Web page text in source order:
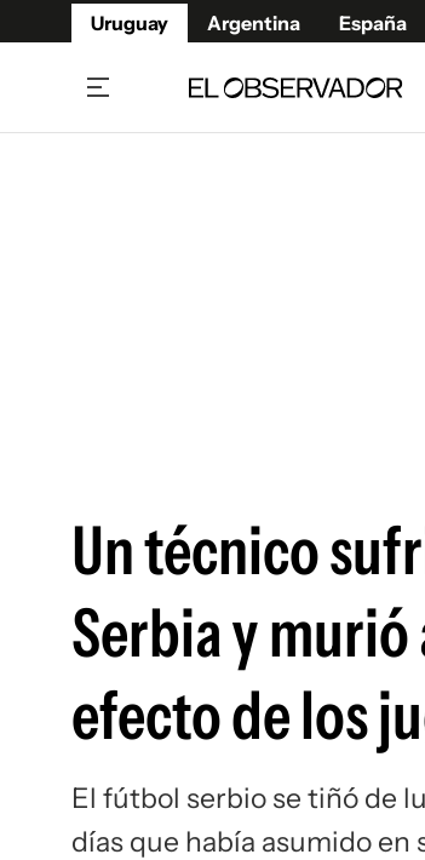
Uruguay Argentina España
Un técnico
Serbia y
efecto de los
El fútbol serbio se tiñó de
días que había asumido en